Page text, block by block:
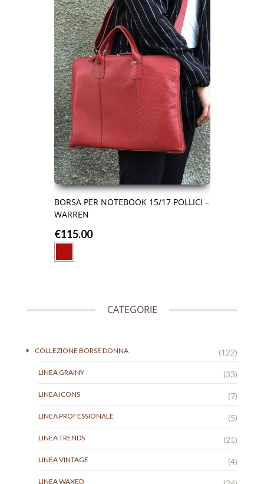
BORSA PER NOTEBOOK 15/17 POLLICI –
WARREN
€115.00
CATEGORIE
COLLEZIONE BORSE DONNA (122)
LINEA GRAINY (33)
LINEA ICONS (7)
LINEA PROFESSIONALE (5)
LINEA TRENDS (21)
LINEA VINTAGE (4)
LINEA WAXED